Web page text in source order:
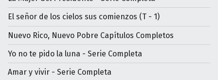
El señor de los cielos sus comienzos (T - 1)
Nuevo Rico, Nuevo Pobre Capítulos Completos
Yo no te pido la luna - Serie Completa
Amar y vivir - Serie Completa